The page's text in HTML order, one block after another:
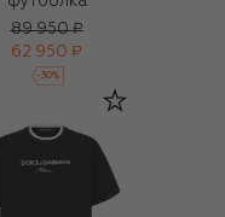
89 950 ₽
62 950 ₽
-30%